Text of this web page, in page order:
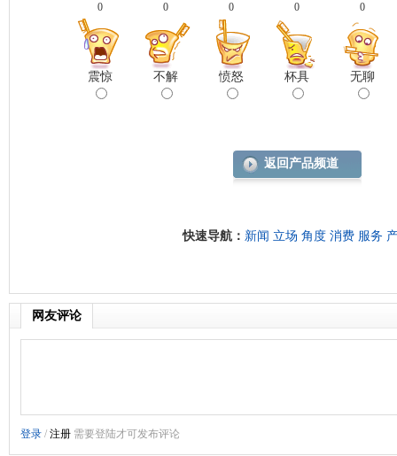
0
震惊
0
不解
0
愤怒
0
杯具
0
无聊
返回产品频道
快速导航： 新闻 立场 角度 消费 服务
网友评论